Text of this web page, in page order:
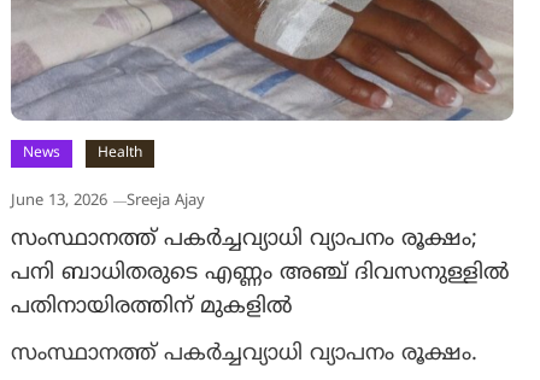
News Health
June 13, 2026 Sreeja Ajay
സംസ്ഥാനത്ത് പകര്‍ച്ചവ്യാധി വ്യാപനം രൂക്ഷം;
പനി ബാധിതരുടെ എണ്ണം അഞ്ച് ദിവസനുള്ളില്‍
പതിനായിരത്തിന് മുകളില്‍
സംസ്ഥാനത്ത് പകര്‍ച്ചവ്യാധി വ്യാപനം രൂക്ഷം.